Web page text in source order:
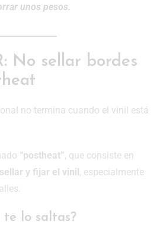
unos pesos.
No sellar bordes
no termina cuando el vinil está
“postheat”, que consiste en
sellar y fijar el vinil , especialmente
te lo saltas?